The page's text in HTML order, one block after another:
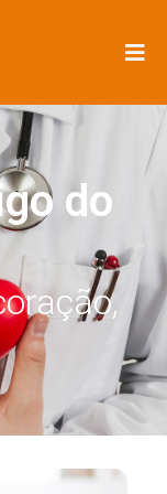
do